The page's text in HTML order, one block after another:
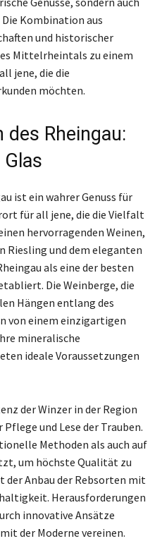
Kombination aus
und historischer
Mittelrheintals zu einem
jene, die die
möchten.
des Rheingau:
ist ein wahrer Genuss für
für all jene, die die Vielfalt
hervorragenden Weinen,
Riesling und dem eleganten
als eine der besten
Die Weinberge, die
Hängen entlang des
von einem einzigartigen
mineralische
ideale Voraussetzungen
der Winzer in der Region
und Lese der Trauben.
Methoden als auch auf
um höchste Qualität zu
Anbau der Rebsorten mit
Herausforderungen
innovative Ansätze
der Moderne vereinen.